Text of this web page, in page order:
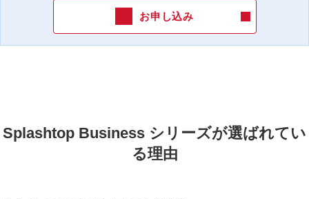
お申し込み
Splashtop Business シリーズが選ばれてい
る理由